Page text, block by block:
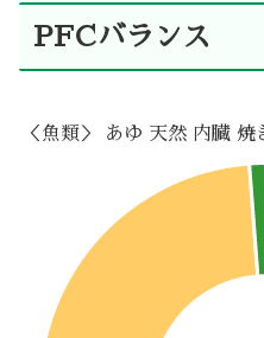
PFCバランス
＜魚類＞ あゆ 天然 内臓 焼